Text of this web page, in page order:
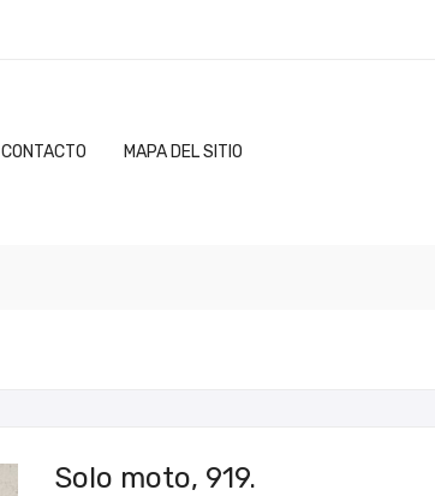
CONTACTO MAPA DEL SITIO
Solo moto, 919.